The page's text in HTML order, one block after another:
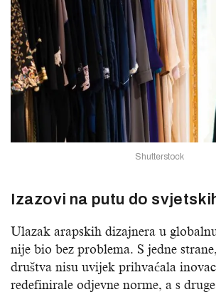
Shutterstock
Izazovi na putu do
Ulazak arapskih dizajnera u
nije bio bez problema. S jedne
društva nisu uvijek prihvaćala
redefinirale odjevne norme, a s